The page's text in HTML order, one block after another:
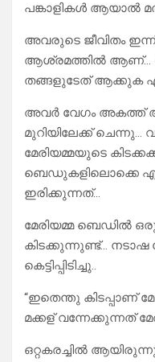
പങ്കാളികൾ ആയാൽ
അവരുടെ ജീവിതം
ആശ്രമത്തിൽ ആണ്…
തങ്ങളുടേത്‌ ആക്കുക
അവർ വേഗം അകത്ത്
മുറിയിലേക്ക് ചെന്നു…
മേരിയമ്മയുടെ
ബെഡുകളിലൊക്കെ
ഇരിക്കുന്നത്…
മേരിയമ്മ ബെഡിൽ
കിടക്കുന്നുണ്ട്… നടാഷ
കെട്ടിപ്പിടിച്ചു..
“ഇതെന്തു കിടപ്പാണ്
മക്കള് വന്നേക്കുന്നത്
ഒറ്റകരച്ചിൽ